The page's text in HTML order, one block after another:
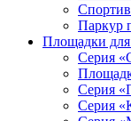
Паркур
Площадки
Серия
Серия
Серия